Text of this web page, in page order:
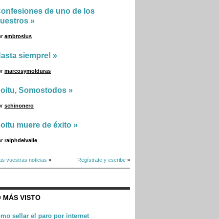
de uno de los
»
ambrosius
siempre! »
marcosymolduras
Somostodos »
schinonero
muere de éxito »
ralphdelvalle
vuestras noticias » Regístrate y escribe »
MÁS VISTO
sellar el paro por internet